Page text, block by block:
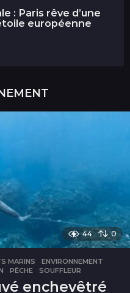
: Paris rêve d’une
européenne
44 0
MARINS ,ENVIRONNEMENT
,PÊCHE ,SOUFFLEUR
enchevêtré